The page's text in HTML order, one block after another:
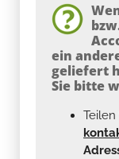
ein
geliefert
Sie bitte